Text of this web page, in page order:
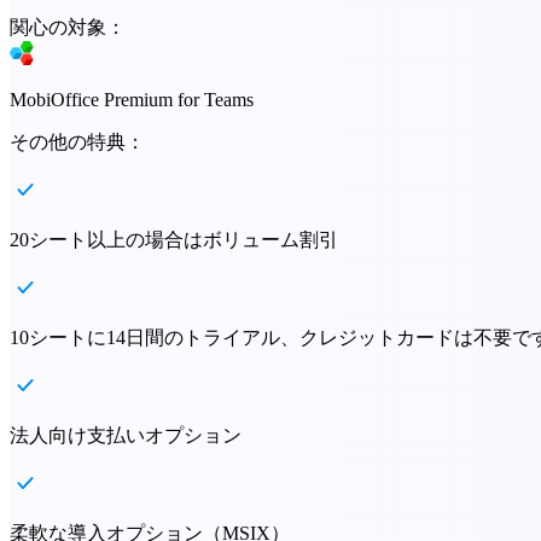
関心の対象：
MobiOffice Premium for Teams
その他の特典：
20シート以上の場合はボリューム割引
10シートに14日間のトライアル、クレジットカードは不要で
法人向け支払いオプション
柔軟な導入オプション（MSIX）